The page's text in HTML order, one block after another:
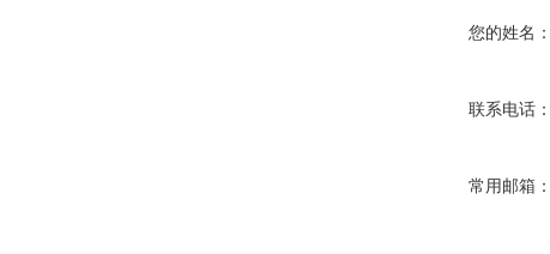
您的姓名：
联系电话：
常用邮箱：